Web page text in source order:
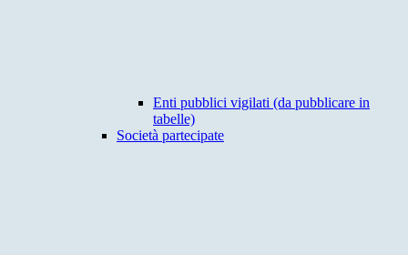
Enti pubblici vigilati (da pubblicare in
tabelle)
Società partecipate